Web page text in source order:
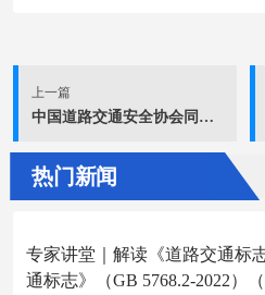
上一篇
中国道路交通安全协会同心助力防汛抗洪救灾倡议书
热门新闻
专家讲堂｜解读《道路交通标
通标志》（GB 5768.2-2022